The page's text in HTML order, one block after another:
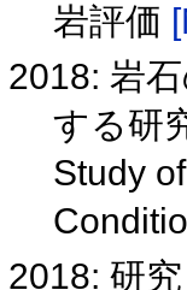
岩評価
2018: 岩
する研
Study
2018: 研